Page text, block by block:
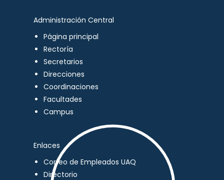
Administración Central
Página principal
Rectoría
Secretarios
Direcciones
Coordinaciones
Facultades
Campus
Enlaces
Correo de Empleados UAQ
Directorio